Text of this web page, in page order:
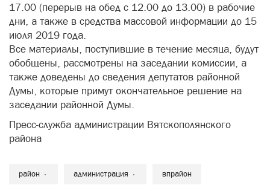
17.00 (перерыв на обед с 12.00 до 13.00) в рабочие
дни, а также в средства массовой информации до 15
июля 2019 года.
Все материалы, поступившие в течение месяца, будут
обобщены, рассмотрены на заседании комиссии, а
также доведены до сведения депутатов районной
Думы, которые примут окончательное решение на
заседании районной Думы.
Пресс-служба администрации Вятскополянского
района
район администрация впрайон